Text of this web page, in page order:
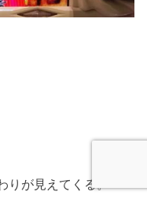
が見えてくる。